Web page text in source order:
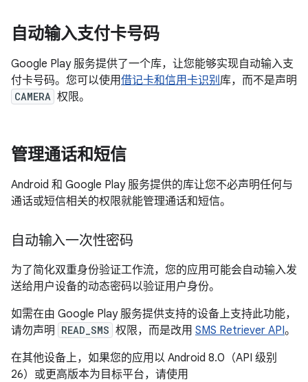
自动输入支付卡号码
Google Play 服务提供了一个库，让您能够实现自动输入支
付卡号码。您可以使用借记卡和信用卡识别库，而不是声明
CAMERA 权限。
管理通话和短信
Android 和 Google Play 服务提供的库让您不必声明任何与
通话或短信相关的权限就能管理通话和短信。
自动输入一次性密码
为了简化双重身份验证工作流，您的应用可能会自动输入发
送给用户设备的动态密码以验证用户身份。
如需在由 Google Play 服务提供支持的设备上支持此功能，
请勿声明
READ_SMS 权限，而是改用 SMS Retriever API。
在其他设备上，如果您的应用以 Android 8.0（API 级别
26）或更高版本为目标平台，请使用